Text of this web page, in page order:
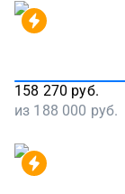
158 270 руб.
из 188 000 руб.